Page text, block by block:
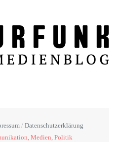
Datenschutzerklärung
Medien, Politik